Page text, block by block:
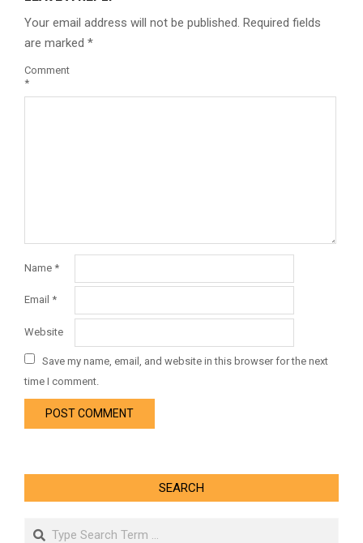
Your email address will not be published. Required fields
are marked *
Comment
*
Name *
Email *
Website
Save my name, email, and website in this browser for the next
time I comment.
SEARCH
Search